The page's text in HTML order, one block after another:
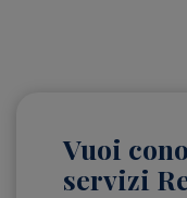
Vuoi
servizi